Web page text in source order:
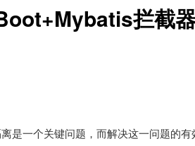
拦截
是一个关键问题，而解决这一问题的有